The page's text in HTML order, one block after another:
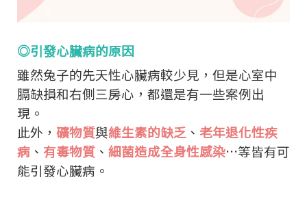
◎引發心臟病的原因
雖然兔子的先天性心臟病較少見，但是心室中
膈缺損和右側三房心，都還是有一些案例出
現。
此外， 礦物質與維生素的缺乏 、 老年退化性疾
病 、 有毒物質 、 細菌造成全身性感染…等皆有可
能引發心臟病。